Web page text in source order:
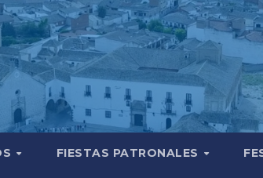
FIESTAS PATRONALES